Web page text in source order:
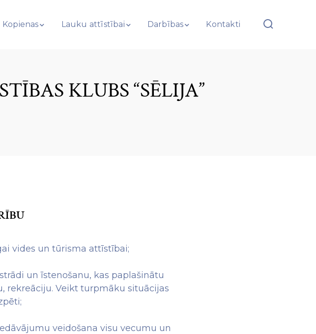
Kopienas Lauku attīstībai Darbības Kontakti
KLUBS “SĒLIJA”
vides un tūrisma attīstībai;
un īstenošanu, kas paplašinātu
rekreāciju. Veikt turpmāku situācijas
veidošana visu vecumu un